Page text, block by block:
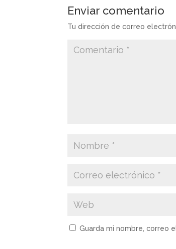
Enviar comentario
Tu dirección de correo
Guarda mi nombre, correo